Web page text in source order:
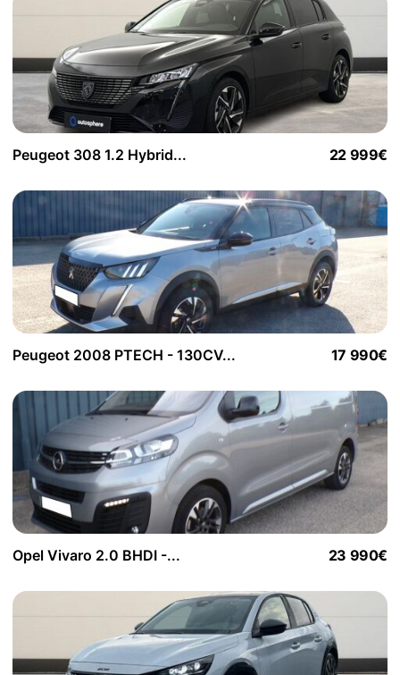
Peugeot 308 1.2 Hybrid... 22 999€
Peugeot 2008 PTECH - 130CV... 17 990€
Opel Vivaro 2.0 BHDI -... 23 990€